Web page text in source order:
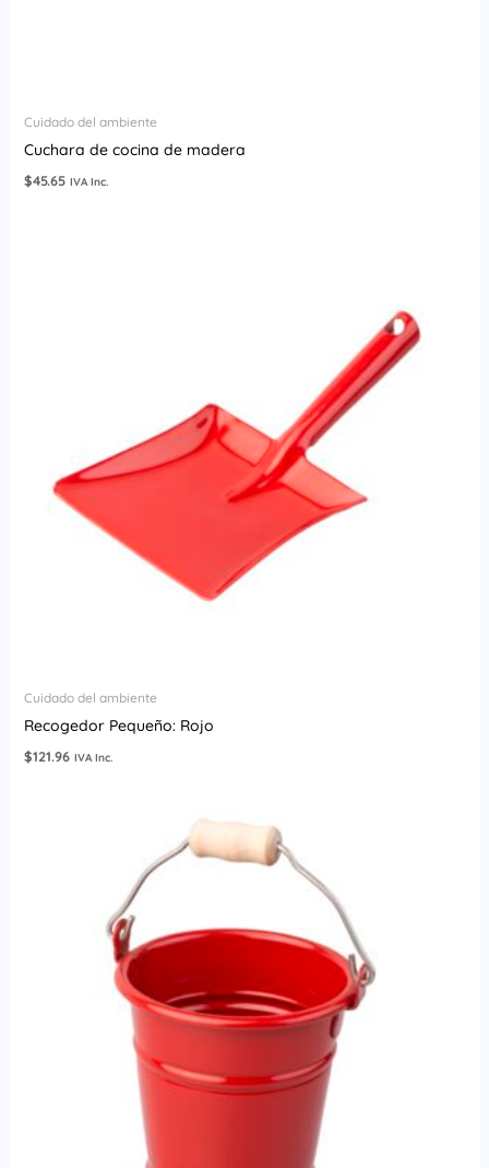
Cuidado del ambiente
Cuchara de cocina de madera
$45.65 IVA Inc.
Cuidado del ambiente
Recogedor Pequeño: Rojo
$121.96 IVA Inc.